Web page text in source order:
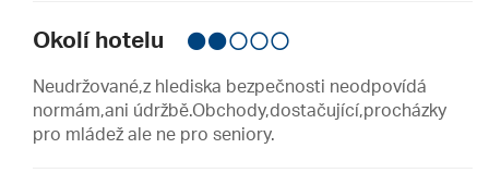
Okolí hotelu
Neudržované,z hlediska bezpečnosti neodpovídá
normám,ani údržbě.Obchody,dostačující,procházky
pro mládež ale ne pro seniory.